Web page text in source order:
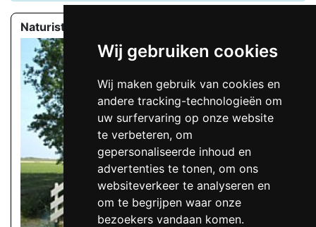
Wij gebruiken cookies
Wij maken gebruik van cookies en
andere tracking-technologieën om
uw surfervaring op onze website
te verbeteren, om
gepersonaliseerde inhoud en
advertenties te tonen, om ons
websiteverkeer te analyseren en
om te begrijpen waar onze
bezoekers vandaan komen.
Naturistenvereniging